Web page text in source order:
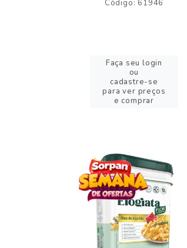
Código: 61946
Faça seu login
ou
cadastre-se
para ver preços
e comprar